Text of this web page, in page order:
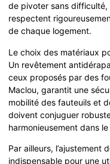
de pivoter sans difficulté,
respectent
de chaque logement.
Le choix des matériaux
Un revêtement
ceux proposés par des
Maclou, garantit une
mobilité des fauteuils et
doivent conjuguer
harmonieusement dans
Par ailleurs, l’ajustement
indispensable pour une